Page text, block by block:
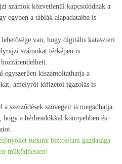
számok közvetlenül kapcsolódnak a
egyben a táblák alapadataiba is
van, hogy digitális kataszteri
számokat térképen is
kiszámoltathatja a
amelyről kifizetői igazolás is
szerződések szövegeit is megadhatja.
a bérbeadókkal könnyebben és
tudunk biztosítani gazdasága
működhessen!